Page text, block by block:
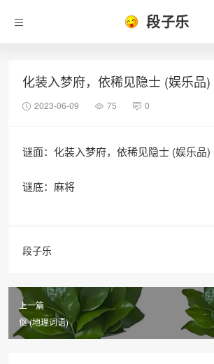
段子乐
化装入梦府，依稀见隐士 (娱乐品)
2023-06-09 75 0
谜面：化装入梦府，依稀见隐士 (娱乐品)
谜底：麻将
段子乐
上一篇
伛 (地理词语)